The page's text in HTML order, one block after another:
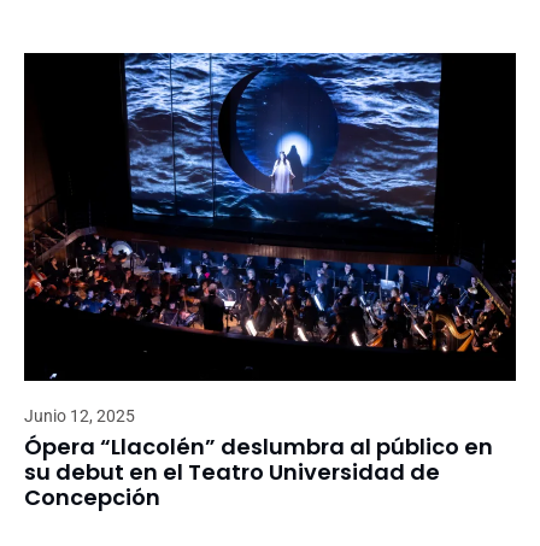
Junio 12, 2025
Ópera “Llacolén” deslumbra al público en
su debut en el Teatro Universidad de
Concepción